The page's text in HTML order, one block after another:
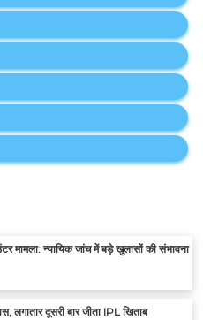
मामला: न्यायिक जांच में बड़े खुलासों की संभावना
लगातार दूसरी बार जीता IPL खिताब